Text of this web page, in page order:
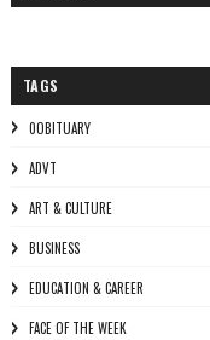
TAGS
0OBITUARY
ADVT
ART & CULTURE
BUSINESS
EDUCATION & CAREER
FACE OF THE WEEK